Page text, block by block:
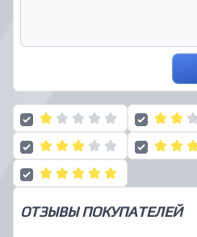
ОТЗЫВЫ ПОКУПАТЕЛЕЙ